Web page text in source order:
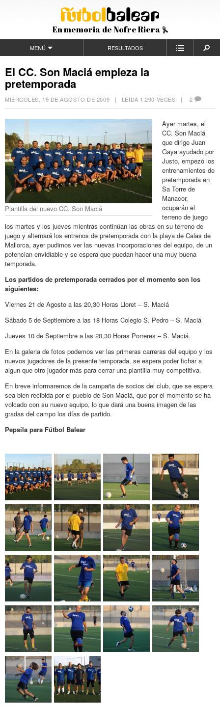
En memoria de Nofre Riera
MENÚ RESULTADOS
El CC. Son Maciá empieza la
pretemporada
MIÉRCOLES, 19 DE AGOSTO DE 2009 | LEÍDA 1.290 VECES | 2
Plantilla del nuevo CC. Son Maciá
Ayer martes, el
CC. Son Maciá
que dirige Juan
Gaya ayudado por
Justo, empezó los
entrenamientos de
pretemporada en
Sa Torre de
Manacor,
ocuparán el
terreno de juego
los martes y los jueves mientras continúan las obras en su terreno de
juego y alternará los entrenos de pretemporada con la playa de Calas de
Mallorca, ayer pudimos ver las nuevas incorporaciones del equipo, de un
potencian envidiable y se espera que puedan hacer una muy buena
temporada.
Los partidos de pretemporada cerrados por el momento son los
siguientes:
Viernes 21 de Agosto a las 20,30 Horas Lloret – S. Maciá
Sábado 5 de Septiembre a las 18 Horas Colegio S. Pedro – S. Maciá
Jueves 10 de Septiembre a las 20,30 Horas Porreres – S. Maciá.
En la galeria de fotos podemos ver las primeras carreras del equipo y los
nuevos jugadores de la presente temporada, se espera poder fichar a
algun que otro jugador más para cerrar una plantilla muy competitiva.
En breve informaremos de la campaña de socios del club, que se espera
sea bien recibida por el pueblo de Son Maciá, que por el momento se ha
volcado con su nuevo equipo, lo que dará una buena imagen de las
gradas del campo los días de partido.
Pepsila para Fútbol Balear